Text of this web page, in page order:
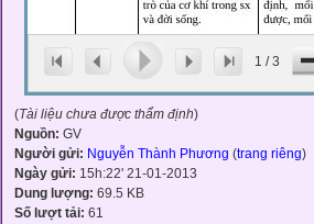
1 /3
(Tài liệu chưa được thẩm định)
Nguồn: GV
Người gửi: Nguyễn Thành Phương (trang riêng)
Ngày gửi: 15h:22' 21-01-2013
Dung lượng: 69.5 KB
Số lượt tải: 61